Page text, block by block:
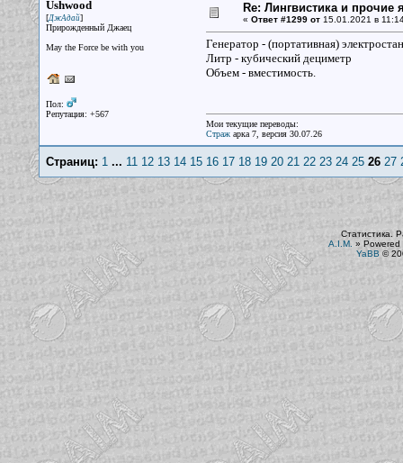
Ushwood
[ДжАдай]
Прирожденный Джаец
May the Force be with you
Пол:
Репутация: +567
Re: Лингвистика и прочие
« Ответ #1299 от15.01.2021 в
Генератор - (портативная)
Литр - кубический дециметр
Объем - вместимость.
Мои текущие переводы:
Стражарка 7, версия 30.07.26
Страниц: 1... 11 12 13 14 15 16 17 18 19 20 21 22 23 24 25 26 27
Статистика.
A.I.M. » Powered
YaBB ©